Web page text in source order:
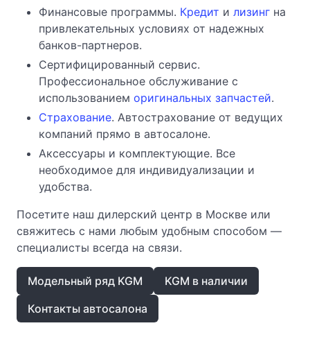
Финансовые программы. Кредит и лизинг на
привлекательных условиях от надежных
банков-партнеров.
Сертифицированный сервис.
Профессиональное обслуживание с
использованием оригинальных запчастей.
Страхование. Автострахование от ведущих
компаний прямо в автосалоне.
Аксессуары и комплектующие. Все
необходимое для индивидуализации и
удобства.
Посетите наш дилерский центр в Москве или
свяжитесь с нами любым удобным способом —
специалисты всегда на связи.
Модельный ряд KGM
KGM в наличии
Контакты автосалона